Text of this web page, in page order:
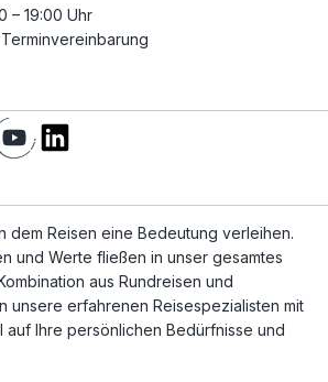
– 19:00 Uhr
dem Reisen eine Bedeutung verleihen.
und Werte fließen in unser gesamtes
aus Rundreisen und
unsere erfahrenen Reisespezialisten mit
Ihre persönlichen Bedürfnisse und